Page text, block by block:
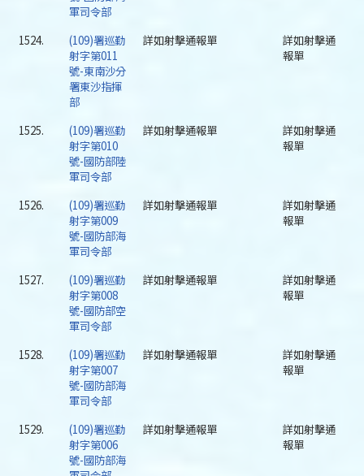
軍司令部
1524.
(109)署巡勤
射字第011
號-東南沙分
署東沙指揮
部
詳如射擊通報單
詳如射擊通
報單
1525.
(109)署巡勤
射字第010
號-國防部陸
軍司令部
詳如射擊通報單
詳如射擊通
報單
1526.
(109)署巡勤
射字第009
號-國防部海
軍司令部
詳如射擊通報單
詳如射擊通
報單
1527.
(109)署巡勤
射字第008
號-國防部空
軍司令部
詳如射擊通報單
詳如射擊通
報單
1528.
(109)署巡勤
射字第007
號-國防部海
軍司令部
詳如射擊通報單
詳如射擊通
報單
1529.
(109)署巡勤
射字第006
號-國防部海
詳如射擊通報單
詳如射擊通
報單